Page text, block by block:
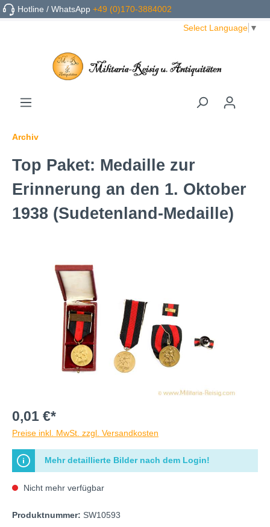
Hotline / WhatsApp+49 (0)170-3884002
Select Language ▼
Archiv
Top Paket: Medaille zur
Erinnerung an den 1. Oktober
1938 (Sudetenland-Medaille)
0,01 €*
Preise inkl. MwSt. zzgl. Versandkosten
Mehr detaillierte Bilder nach dem Login!
Nicht mehr verfügbar
Produktnummer: SW10593